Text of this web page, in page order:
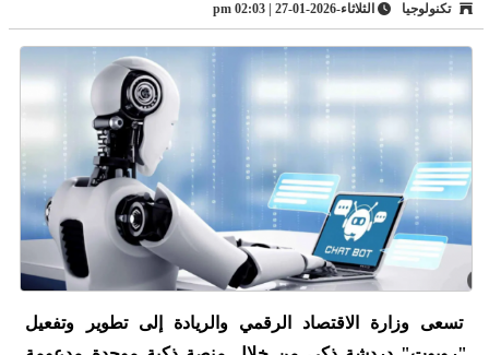
تكنولوجيا الثلاثاء-2026-01-27 | 02:03 pm
تسعى وزارة الاقتصاد الرقمي والريادة إلى تطوير وتفعيل